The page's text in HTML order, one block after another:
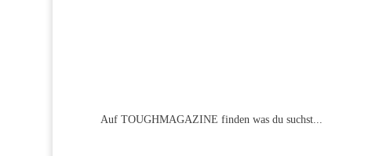
Auf TOUGHMAGAZINE finden was du suchst...